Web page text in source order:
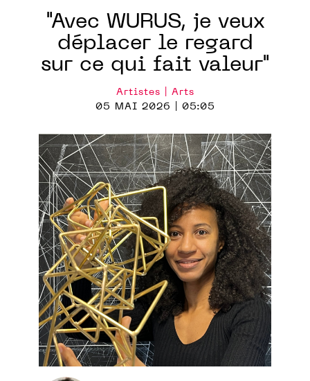
"Avec WURUS, je veux
déplacer le regard
sur ce qui fait valeur"
Artistes | Arts
05 MAI 2026 | 05:05